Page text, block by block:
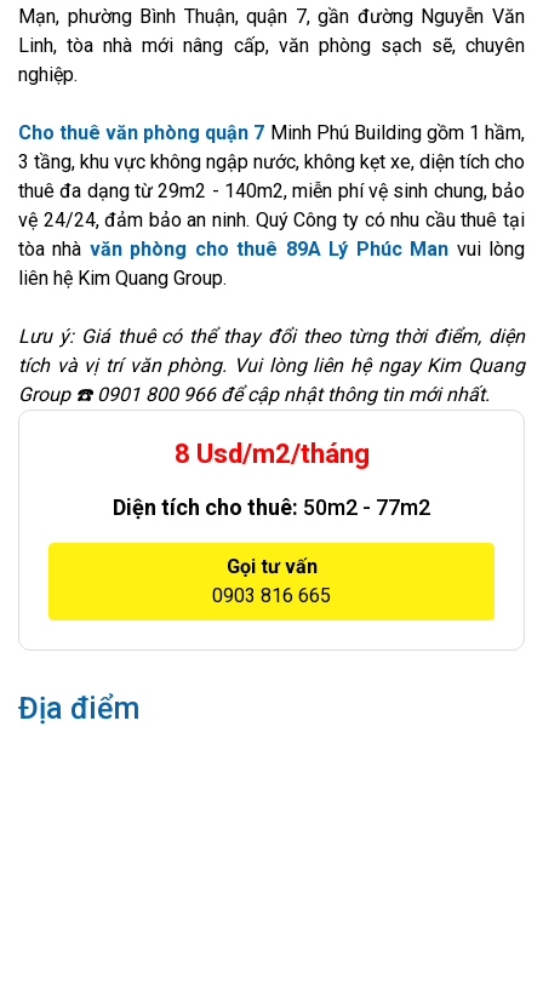
Mạn, phường Bình Thuận, quận 7, gần đường Nguyễn Văn
Linh, tòa nhà mới nâng cấp, văn phòng sạch sẽ, chuyên
nghiệp.
Cho thuê văn phòng quận 7 Minh Phú Building gồm 1 hầm,
3 tầng, khu vực không ngập nước, không kẹt xe, diện tích cho
thuê đa dạng từ 29m2 - 140m2, miễn phí vệ sinh chung, bảo
vệ 24/24, đảm bảo an ninh. Quý Công ty có nhu cầu thuê tại
tòa nhà văn phòng cho thuê 89A Lý Phúc Man vui lòng
liên hệ Kim Quang Group.
Lưu ý: Giá thuê có thể thay đổi theo từng thời điểm, diện
tích và vị trí văn phòng. Vui lòng liên hệ ngay Kim Quang
Group ☎️ 0901 800 966 để cập nhật thông tin mới nhất.
8 Usd/m2/tháng
Diện tích cho thuê: 50m2 - 77m2
Gọi tư vấn
0903 816 665
Địa điểm